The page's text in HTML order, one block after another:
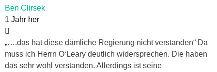
Ben Clirsek
1 Jahr her
„….das hat diese dämliche Regierung nicht verstanden“ Da
muss ich Herrn O‘Leary deutlich widersprechen. Die haben
das sehr wohl verstanden. Allerdings ist seine